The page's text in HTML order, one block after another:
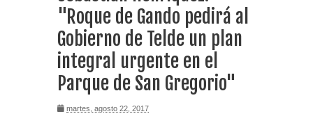
de San Gregorio"
"Roque de Gando pedirá al
Gobierno de Telde un plan
integral urgente en el
Parque de San Gregorio"
martes, agosto 22, 2017